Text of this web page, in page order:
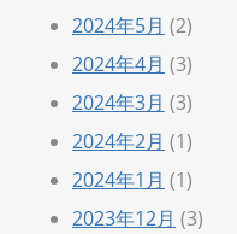
2024年5月 (2)
2024年4月 (3)
2024年3月 (3)
2024年2月 (1)
2024年1月 (1)
2023年12月 (3)